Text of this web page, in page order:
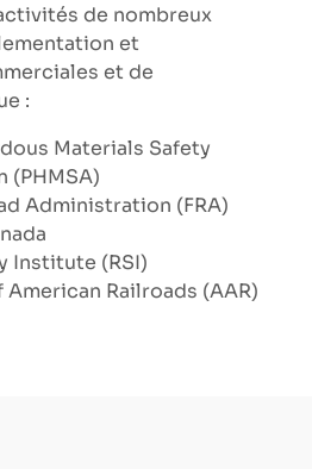
de nombreux
et
et de
:
Materials Safety
(PHMSA)
Administration (FRA)
Institute (RSI)
Railroads (AAR)